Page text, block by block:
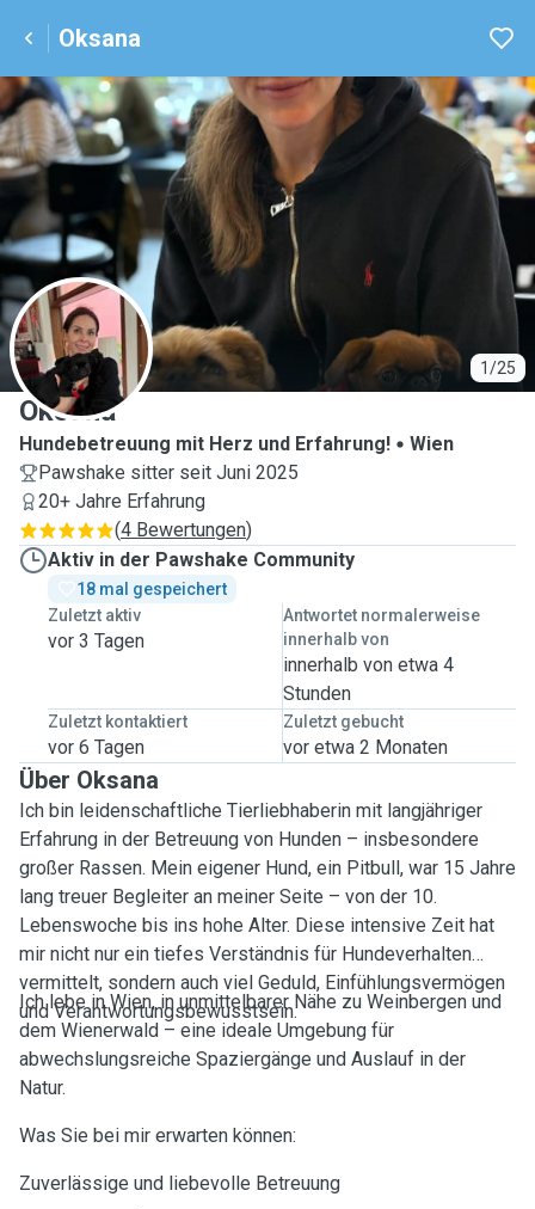
Oksana
1/25
O
Oksana
Hundebetreuung mit Herz und Erfahrung!
Wien
Pawshake sitter seit Juni 2025
20+ Jahre Erfahrung
(4 Bewertungen)
Aktiv in der Pawshake Community
18 mal gespeichert
Zuletzt aktiv
vor 3 Tagen
Antwortet normalerweise
innerhalb von
innerhalb von etwa 4
Stunden
Zuletzt kontaktiert
vor 6 Tagen
Zuletzt gebucht
vor etwa 2 Monaten
Über Oksana
Ich bin leidenschaftliche Tierliebhaberin mit langjähriger
Erfahrung in der Betreuung von Hunden – insbesondere
großer Rassen. Mein eigener Hund, ein Pitbull, war 15 Jahre
lang treuer Begleiter an meiner Seite – von der 10.
Lebenswoche bis ins hohe Alter. Diese intensive Zeit hat
mir nicht nur ein tiefes Verständnis für Hundeverhalten
vermittelt, sondern auch viel Geduld, Einfühlungsvermögen
und Verantwortungsbewusstsein.
Ich lebe in Wien, in unmittelbarer Nähe zu Weinbergen und
dem Wienerwald – eine ideale Umgebung für
abwechslungsreiche Spaziergänge und Auslauf in der
Natur.
Was Sie bei mir erwarten können:
Zuverlässige und liebevolle Betreuung